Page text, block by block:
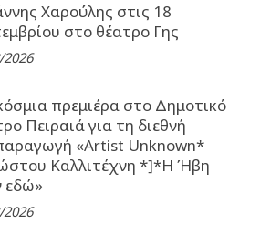
Χαρούλης στις 18
στο θέατρο Γης
πρεμιέρα στο Δημοτικό
Πειραιά για τη διεθνή
«Artist Unknown*
Καλλιτέχνη *]*Η Ήβη
εδώ»